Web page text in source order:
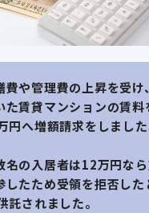
費や管理費の上昇を受け
た賃貸マンションの賃料
円へ増額請求をしました
名の入居者は12万円なら
したため受領を拒否した
託されました。